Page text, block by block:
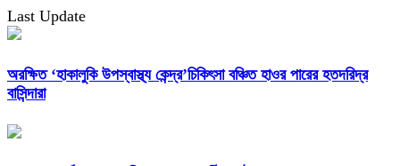
Last Update
অরক্ষিত ‘হাকালুকি উপস্বাস্থ্য কেন্দ্র’চিকিৎসা বঞ্চিত হাওর পারের হতদরিদ্র
বাসিন্দারা